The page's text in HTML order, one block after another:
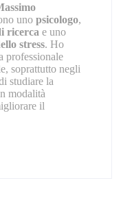
uno psicologo,
ricerca e uno
stress. Ho
professionale
soprattutto negli
studiare la
modalità
il